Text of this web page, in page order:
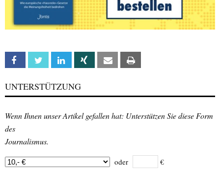
Facebook Twitter Linkedin Xing Email
UNTERSTÜTZUNG
Wenn Ihnen unser Artikel gefallen hat: Unterstützen Sie diese Form
des
Journalismus.
oder €